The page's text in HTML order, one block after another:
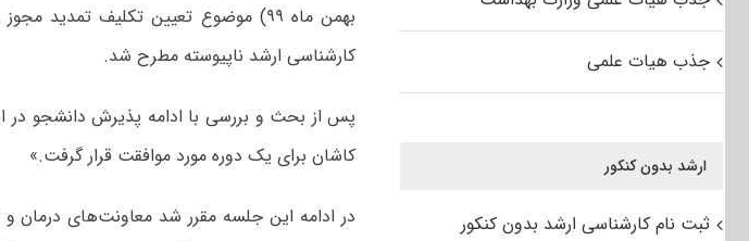
بهمن ماه ۹۹) موضوع تعیین تکلیف
کارشناسی ارشد ناپیوسته مطرح شد.
پس از بحث و بررسی با ادامه پذیرش دانشجو در
کاشان برای یک دوره مورد موافقت قرار گرفت.»
در ادامه این جلسه مقرر شد معاونت‌های درمان
جذب هیات علمی
ارشد بدون کنکور
ثبت نام کارشناسی ارشد بدون کنکور